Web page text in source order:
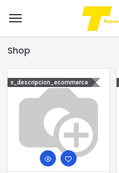
Shop
x_descripcion_ecommerce